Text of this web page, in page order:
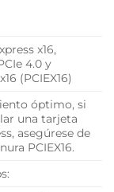
x16,
4.0 y
(PCIEX16)
óptimo, si
una tarjeta
asegúrese de
PCIEX16.